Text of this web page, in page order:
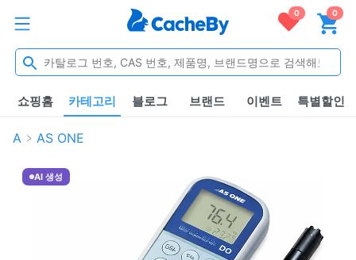
0 0
쇼핑홈 카테고리 블로그 브랜드 이벤트 특별할인
A AS ONE
AI 생성